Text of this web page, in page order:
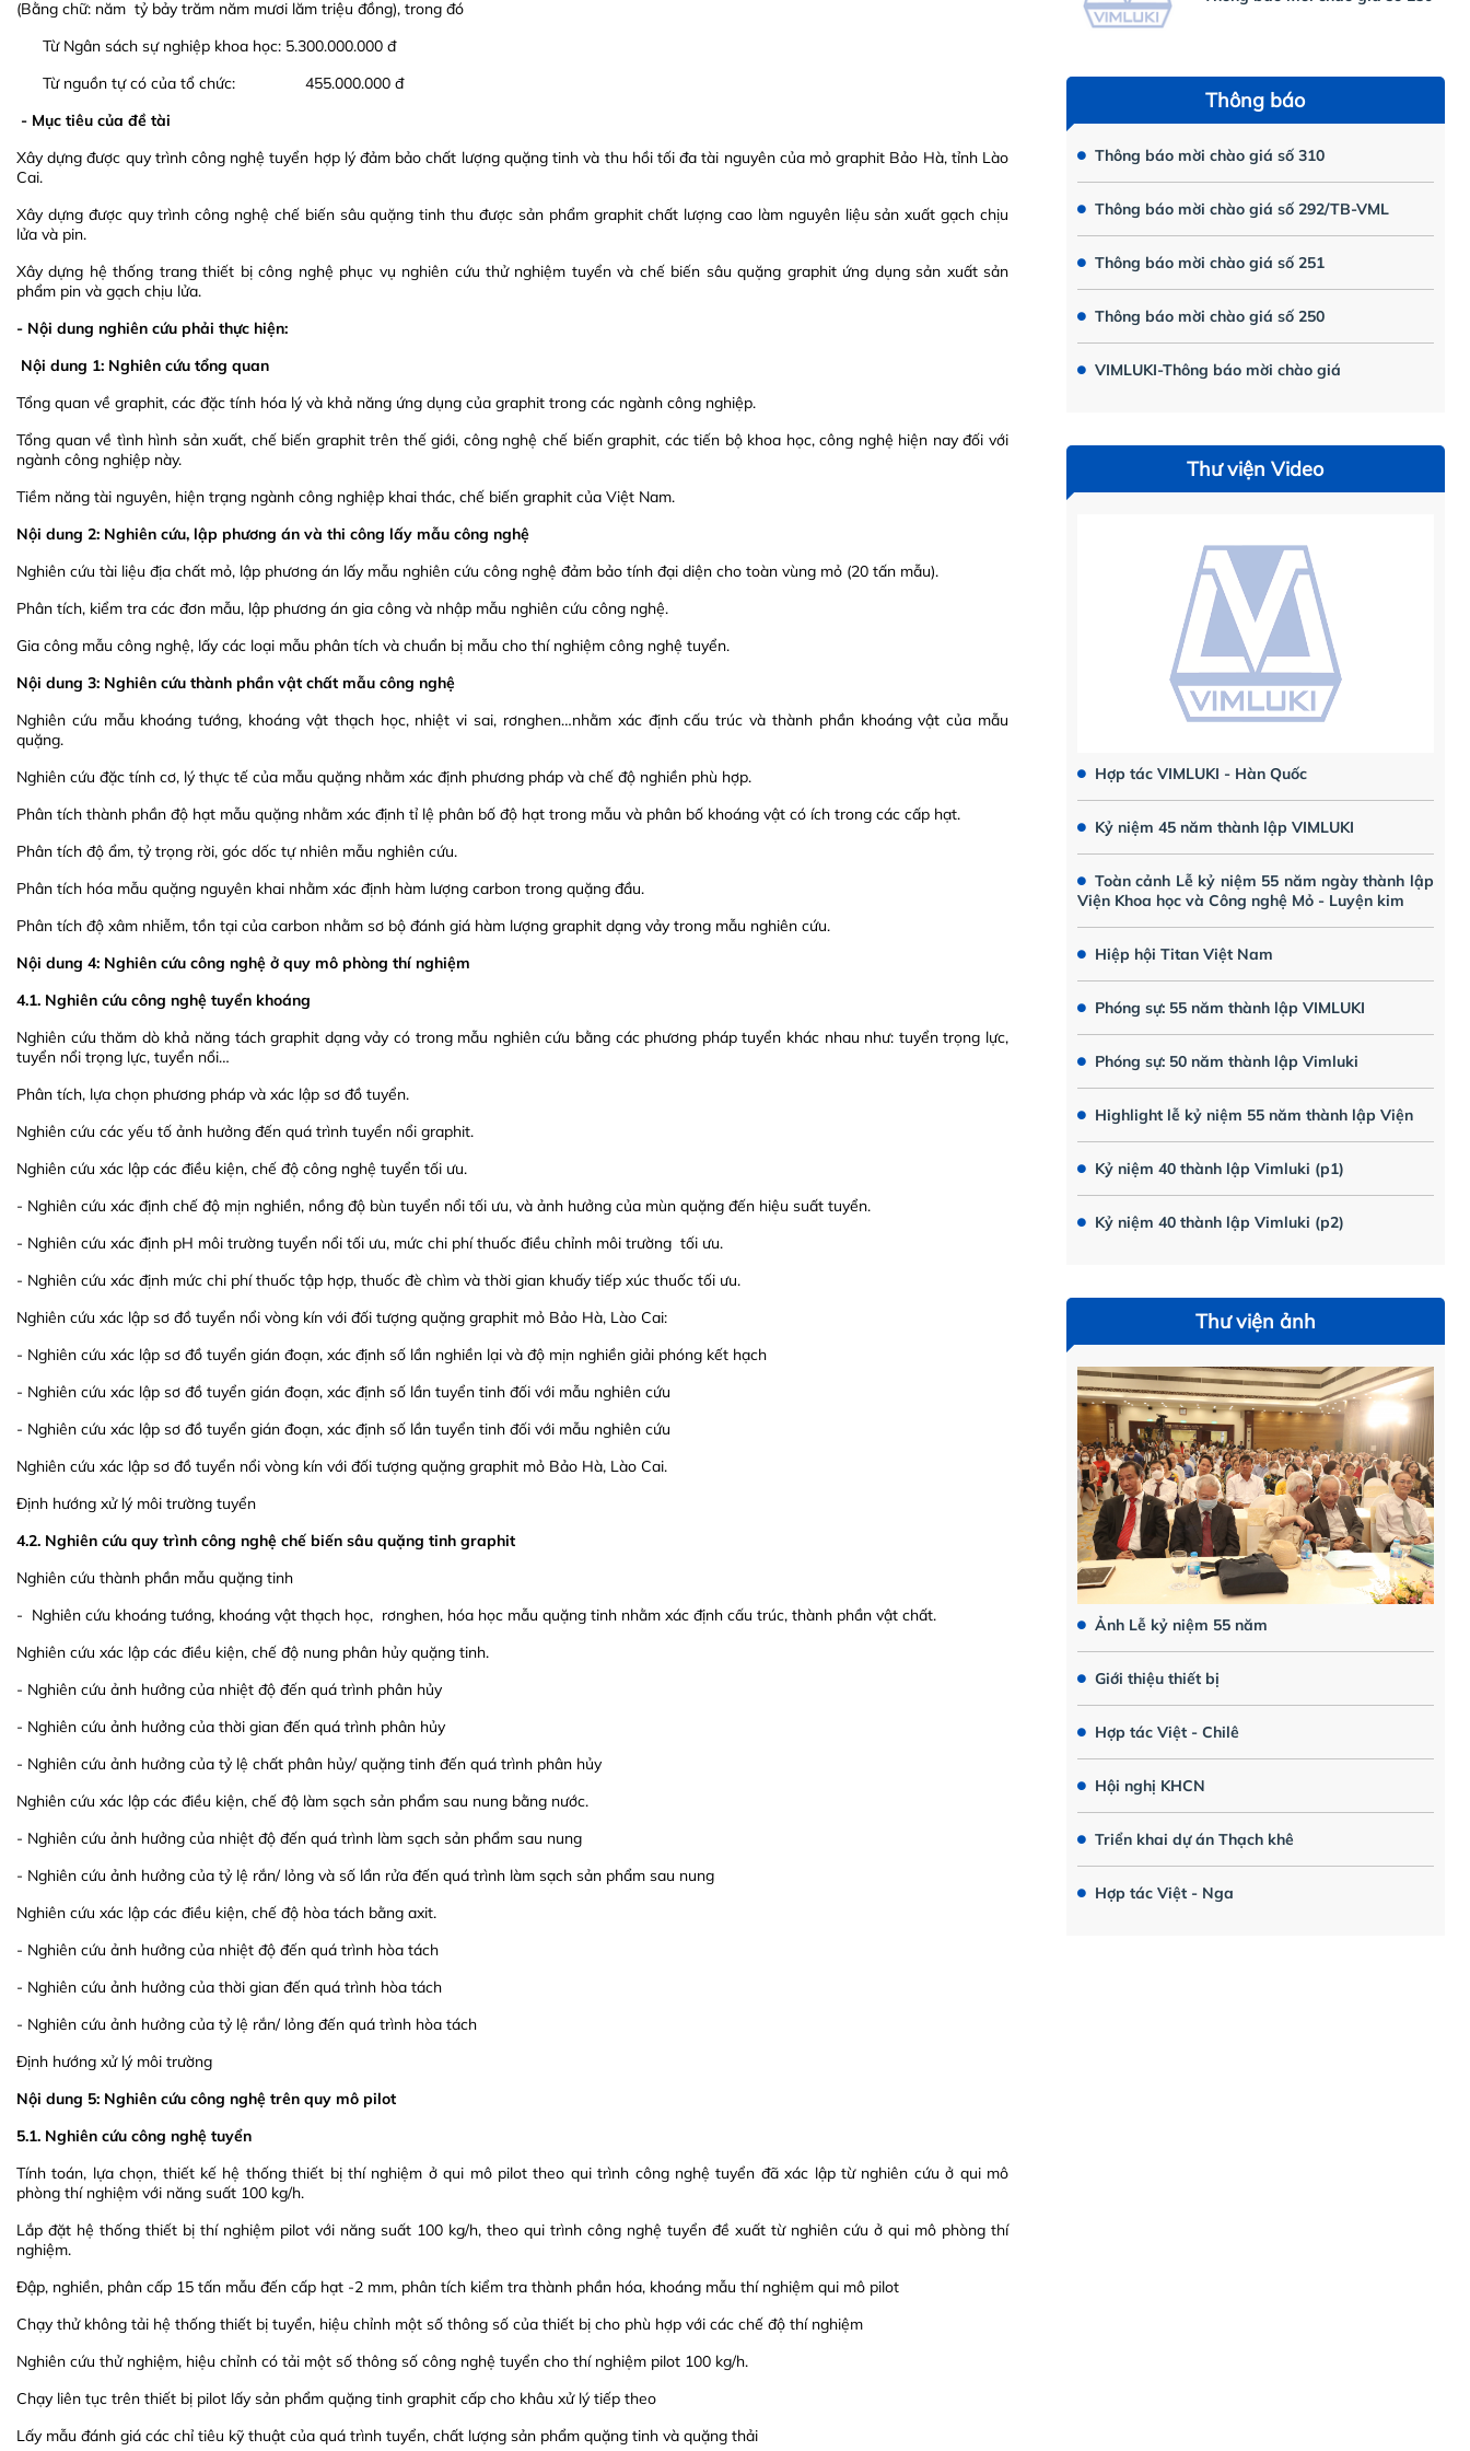
(Bằng chữ: năm tỷ bảy trăm năm mươi lăm triệu đồng), trong đó
Từ Ngân sách sự nghiệp khoa học: 5.300.000.000 đ
Từ nguồn tự có của tổ chức: 455.000.000 đ
- Mục tiêu của đề tài
Xây dựng được quy trình công nghệ tuyển hợp lý đảm bảo chất lượng quặng tinh và thu hồi tối đa tài nguyên của mỏ graphit Bảo Hà, tỉnh Lào
Cai.
Xây dựng được quy trình công nghệ chế biến sâu quặng tinh thu được sản phẩm graphit chất lượng cao làm nguyên liệu sản xuất gạch chịu
lửa và pin.
Xây dựng hệ thống trang thiết bị công nghệ phục vụ nghiên cứu thử nghiệm tuyển và chế biến sâu quặng graphit ứng dụng sản xuất sản
phẩm pin và gạch chịu lửa.
- Nội dung nghiên cứu phải thực hiện:
Nội dung 1: Nghiên cứu tổng quan
Tổng quan về graphit, các đặc tính hóa lý và khả năng ứng dụng của graphit trong các ngành công nghiệp.
Tổng quan về tình hình sản xuất, chế biến graphit trên thế giới, công nghệ chế biến graphit, các tiến bộ khoa học, công nghệ hiện nay đối với
ngành công nghiệp này.
Tiềm năng tài nguyên, hiện trạng ngành công nghiệp khai thác, chế biến graphit của Việt Nam.
Nội dung 2: Nghiên cứu, lập phương án và thi công lấy mẫu công nghệ
Nghiên cứu tài liệu địa chất mỏ, lập phương án lấy mẫu nghiên cứu công nghệ đảm bảo tính đại diện cho toàn vùng mỏ (20 tấn mẫu).
Phân tích, kiểm tra các đơn mẫu, lập phương án gia công và nhập mẫu nghiên cứu công nghệ.
Gia công mẫu công nghệ, lấy các loại mẫu phân tích và chuẩn bị mẫu cho thí nghiệm công nghệ tuyển.
Nội dung 3: Nghiên cứu thành phần vật chất mẫu công nghệ
Nghiên cứu mẫu khoáng tướng, khoáng vật thạch học, nhiệt vi sai, rơnghen…nhằm xác định cấu trúc và thành phần khoáng vật của mẫu
quặng.
Nghiên cứu đặc tính cơ, lý thực tế của mẫu quặng nhằm xác định phương pháp và chế độ nghiền phù hợp.
Phân tích thành phần độ hạt mẫu quặng nhằm xác định tỉ lệ phân bố độ hạt trong mẫu và phân bố khoáng vật có ích trong các cấp hạt.
Phân tích độ ẩm, tỷ trọng rời, góc dốc tự nhiên mẫu nghiên cứu.
Phân tích hóa mẫu quặng nguyên khai nhằm xác định hàm lượng carbon trong quặng đầu.
Phân tích độ xâm nhiễm, tồn tại của carbon nhằm sơ bộ đánh giá hàm lượng graphit dạng vảy trong mẫu nghiên cứu.
Nội dung 4: Nghiên cứu công nghệ ở quy mô phòng thí nghiệm
4.1. Nghiên cứu công nghệ tuyển khoáng
Nghiên cứu thăm dò khả năng tách graphit dạng vảy có trong mẫu nghiên cứu bằng các phương pháp tuyển khác nhau như: tuyển trọng lực,
tuyển nổi trọng lực, tuyển nổi…
Phân tích, lựa chọn phương pháp và xác lập sơ đồ tuyển.
Nghiên cứu các yếu tố ảnh hưởng đến quá trình tuyển nổi graphit.
Nghiên cứu xác lập các điều kiện, chế độ công nghệ tuyển tối ưu.
- Nghiên cứu xác định chế độ mịn nghiền, nồng độ bùn tuyển nổi tối ưu, và ảnh hưởng của mùn quặng đến hiệu suất tuyển.
- Nghiên cứu xác định pH môi trường tuyển nổi tối ưu, mức chi phí thuốc điều chỉnh môi trường tối ưu.
- Nghiên cứu xác định mức chi phí thuốc tập hợp, thuốc đè chìm và thời gian khuấy tiếp xúc thuốc tối ưu.
Nghiên cứu xác lập sơ đồ tuyển nổi vòng kín với đối tượng quặng graphit mỏ Bảo Hà, Lào Cai:
- Nghiên cứu xác lập sơ đồ tuyển gián đoạn, xác định số lần nghiền lại và độ mịn nghiền giải phóng kết hạch
- Nghiên cứu xác lập sơ đồ tuyển gián đoạn, xác định số lần tuyển tinh đối với mẫu nghiên cứu
- Nghiên cứu xác lập sơ đồ tuyển gián đoạn, xác định số lần tuyển tinh đối với mẫu nghiên cứu
Nghiên cứu xác lập sơ đồ tuyển nổi vòng kín với đối tượng quặng graphit mỏ Bảo Hà, Lào Cai.
Định hướng xử lý môi trường tuyển
4.2. Nghiên cứu quy trình công nghệ chế biến sâu quặng tinh graphit
Nghiên cứu thành phần mẫu quặng tinh
- Nghiên cứu khoáng tướng, khoáng vật thạch học, rơnghen, hóa học mẫu quặng tinh nhằm xác định cấu trúc, thành phần vật chất.
Nghiên cứu xác lập các điều kiện, chế độ nung phân hủy quặng tinh.
- Nghiên cứu ảnh hưởng của nhiệt độ đến quá trình phân hủy
- Nghiên cứu ảnh hưởng của thời gian đến quá trình phân hủy
- Nghiên cứu ảnh hưởng của tỷ lệ chất phân hủy/ quặng tinh đến quá trình phân hủy
Nghiên cứu xác lập các điều kiện, chế độ làm sạch sản phẩm sau nung bằng nước.
- Nghiên cứu ảnh hưởng của nhiệt độ đến quá trình làm sạch sản phẩm sau nung
- Nghiên cứu ảnh hưởng của tỷ lệ rắn/ lỏng và số lần rửa đến quá trình làm sạch sản phẩm sau nung
Nghiên cứu xác lập các điều kiện, chế độ hòa tách bằng axit.
- Nghiên cứu ảnh hưởng của nhiệt độ đến quá trình hòa tách
- Nghiên cứu ảnh hưởng của thời gian đến quá trình hòa tách
- Nghiên cứu ảnh hưởng của tỷ lệ rắn/ lỏng đến quá trình hòa tách
Định hướng xử lý môi trường
Nội dung 5: Nghiên cứu công nghệ trên quy mô pilot
5.1. Nghiên cứu công nghệ tuyển
Tính toán, lựa chọn, thiết kế hệ thống thiết bị thí nghiệm ở qui mô pilot theo qui trình công nghệ tuyển đã xác lập từ nghiên cứu ở qui mô
phòng thí nghiệm với năng suất 100 kg/h.
Lắp đặt hệ thống thiết bị thí nghiệm pilot với năng suất 100 kg/h, theo qui trình công nghệ tuyển đề xuất từ nghiên cứu ở qui mô phòng thí
nghiệm.
Đập, nghiền, phân cấp 15 tấn mẫu đến cấp hạt -2 mm, phân tích kiểm tra thành phần hóa, khoáng mẫu thí nghiệm qui mô pilot
Chạy thử không tải hệ thống thiết bị tuyển, hiệu chỉnh một số thông số của thiết bị cho phù hợp với các chế độ thí nghiệm
Nghiên cứu thử nghiệm, hiệu chỉnh có tải một số thông số công nghệ tuyển cho thí nghiệm pilot 100 kg/h.
Chạy liên tục trên thiết bị pilot lấy sản phẩm quặng tinh graphit cấp cho khâu xử lý tiếp theo
Lấy mẫu đánh giá các chỉ tiêu kỹ thuật của quá trình tuyển, chất lượng sản phẩm quặng tinh và quặng thải
Thông báo
Thông báo mời chào giá số 310
Thông báo mời chào giá số 292/TB-VML
Thông báo mời chào giá số 251
Thông báo mời chào giá số 250
VIMLUKI-Thông báo mời chào giá
Thư viện Video
Hợp tác VIMLUKI - Hàn Quốc
Kỷ niệm 45 năm thành lập VIMLUKI
Toàn cảnh Lễ kỷ niệm 55 năm ngày thành lập
Viện Khoa học và Công nghệ Mỏ - Luyện kim
Hiệp hội Titan Việt Nam
Phóng sự: 55 năm thành lập VIMLUKI
Phóng sự: 50 năm thành lập Vimluki
Highlight lễ kỷ niệm 55 năm thành lập Viện
Kỷ niệm 40 thành lập Vimluki (p1)
Kỷ niệm 40 thành lập Vimluki (p2)
Thư viện ảnh
Ảnh Lễ kỷ niệm 55 năm
Giới thiệu thiết bị
Hợp tác Việt - Chilê
Hội nghị KHCN
Triển khai dự án Thạch khê
Hợp tác Việt - Nga